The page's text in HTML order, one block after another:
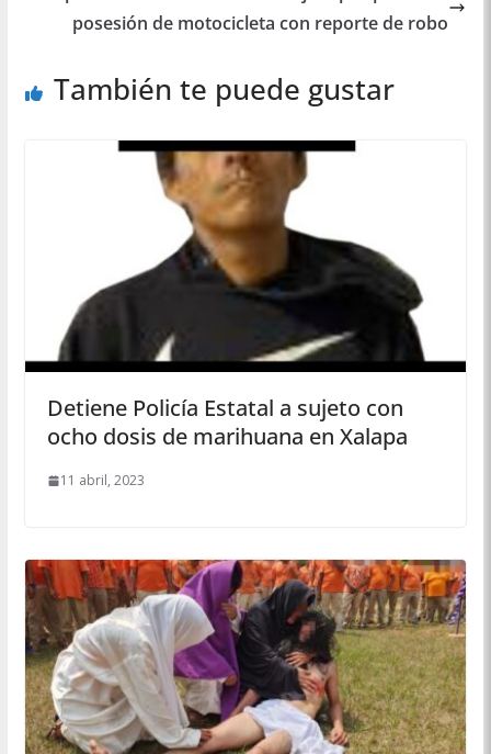
posesión de motocicleta con reporte de robo
También te puede gustar
Detiene Policía Estatal a sujeto con
ocho dosis de marihuana en Xalapa
11 abril, 2023